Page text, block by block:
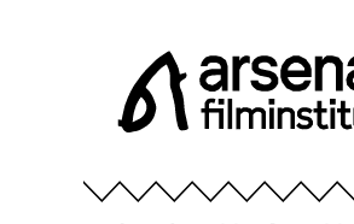
Filminstitut